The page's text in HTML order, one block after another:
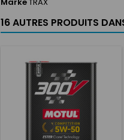
16 AUTRES PRODUITS